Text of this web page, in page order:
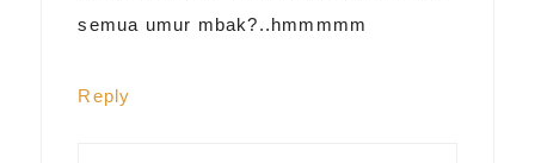
semua umur mbak?..hmmmmm
Reply